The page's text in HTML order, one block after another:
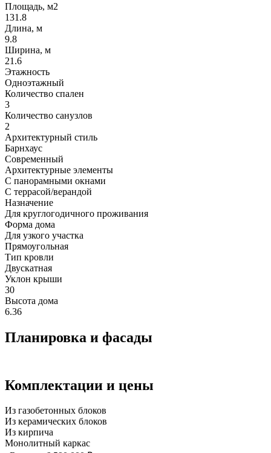
Площадь, м2
131.8
Длина, м
9.8
Ширина, м
21.6
Этажность
Одноэтажный
Количество спален
3
Количество санузлов
2
Архитектурный стиль
Барнхаус
Современный
Архитектурные элементы
С панорамными окнами
С террасой/верандой
Назначение
Для круглогодичного проживания
Форма дома
Для узкого участка
Прямоугольная
Тип кровли
Двускатная
Уклон крыши
30
Высота дома
6.36
Планировка и фасады
Комплектации и цены
Из газобетонных блоков
Из керамических блоков
Из кирпича
Монолитный каркас